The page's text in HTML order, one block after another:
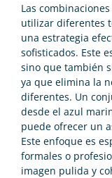
Las
utilizar diferentes
una estrategia
sofisticados. Este
sino que también
ya que elimina la
diferentes. Un
desde el azul
puede ofrecer un
Este enfoque es
formales o
imagen pulida y